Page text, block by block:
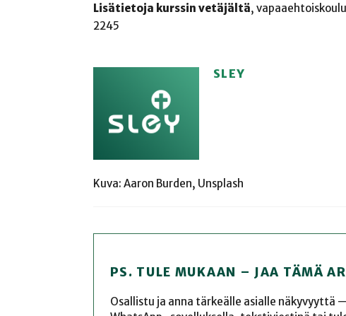
Lisätietoja kurssin vetäjältä,
2245
SLEY
Kuva: Aaron Burden, Unsplash
PS. TULE MUKAAN – JAA TÄMÄ
Osallistu ja anna tärkeälle asialle näkyvyyttä